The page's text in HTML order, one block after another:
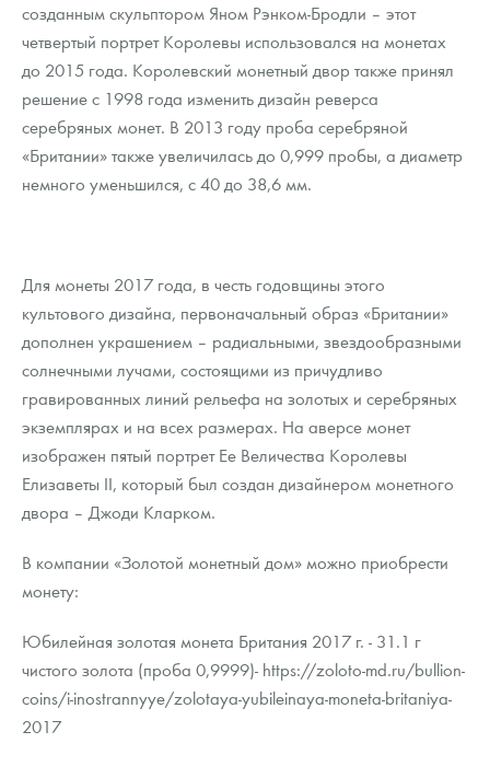
созданным скульптором Яном Рэнком-Бродли – этот
четвертый портрет Королевы использовался на монетах
до 2015 года. Королевский монетный двор также принял
решение с 1998 года изменить дизайн реверса
серебряных монет. В 2013 году проба серебряной
«Британии» также увеличилась до 0,999 пробы, а диаметр
немного уменьшился, с 40 до 38,6 мм.
Для монеты 2017 года, в честь годовщины этого
культового дизайна, первоначальный образ «Британии»
дополнен украшением – радиальными, звездообразными
солнечными лучами, состоящими из причудливо
гравированных линий рельефа на золотых и серебряных
экземплярах и на всех размерах. На аверсе монет
изображен пятый портрет Ее Величества Королевы
Елизаветы II, который был создан дизайнером монетного
двора – Джоди Кларком.
В компании «Золотой монетный дом» можно приобрести
монету:
Юбилейная золотая монета Британия 2017 г. - 31.1 г
чистого золота (проба 0,9999)- https://zoloto-md.ru/bullion-
coins/i-inostrannyye/zolotaya-yubileinaya-moneta-britaniya-
2017